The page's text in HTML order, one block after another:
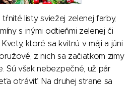
listy sviežej zelenej farby,
s inými odtieňmi zelenej či
ktoré sa kvitnú v máji a júni
z nich sa začiatkom zimy
Sú však nebezpečné, už pár
otráviť. Na druhej strane sa